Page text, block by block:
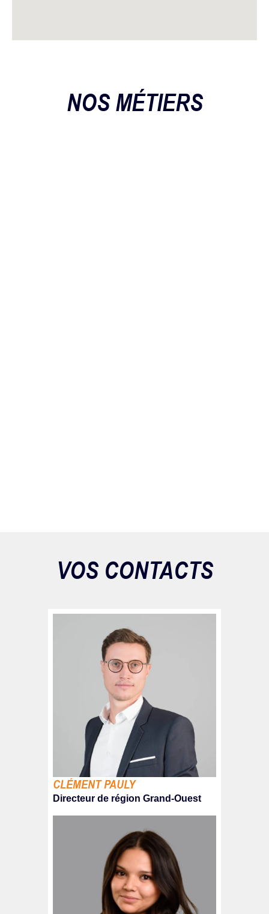
NOS MÉTIERS
VOS CONTACTS
CLÉMENT PAULY
Directeur de région Grand-Ouest